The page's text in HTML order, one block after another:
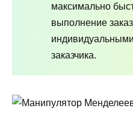
максимально
выполнение
заказчика.